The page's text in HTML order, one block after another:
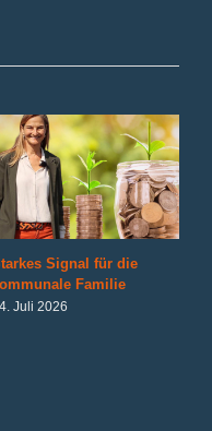
Signal für die
Familie
Juli 2026